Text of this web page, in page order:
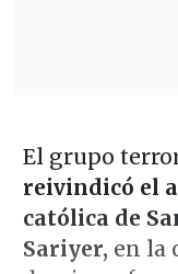
El grupo
reivindicó el
católica de
Sariyer, en la